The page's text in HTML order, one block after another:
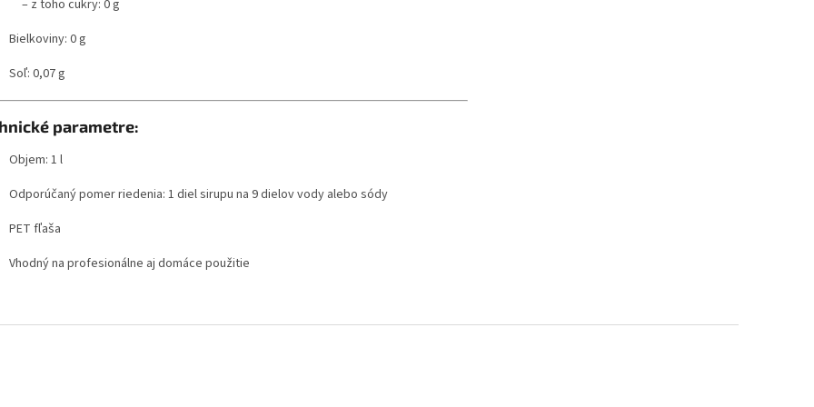
– z toho cukry: 0 g
Bielkoviny: 0 g
Soľ: 0,07 g
parametre:
Objem: 1 l
Odporúčaný pomer riedenia: 1 diel sirupu na 9 dielov vody alebo sódy
PET fľaša
Vhodný na profesionálne aj domáce použitie